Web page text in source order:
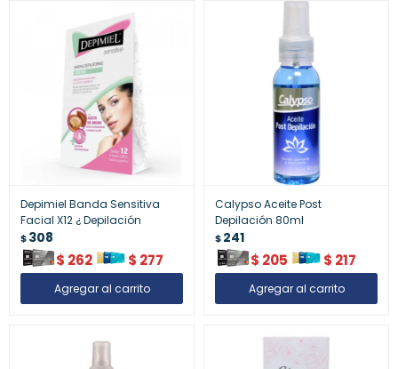
Depimiel Banda Sensitiva
Facial X12 ¿ Depilación
$308
$ 262 $ 277
Calypso Aceite Post
Depilación 80ml
$241
$ 205 $ 217